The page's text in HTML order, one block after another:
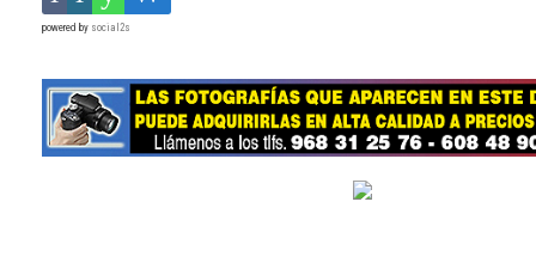
powered by social2s